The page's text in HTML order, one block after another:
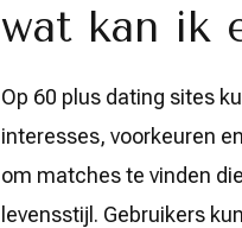
wat kan ik
Op 60 plus dating sites
interesses, voorkeuren
om matches te vinden
levensstijl. Gebruikers